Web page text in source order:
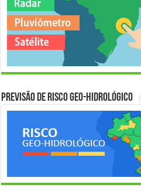
Previsão de Risco Geo-Hidrológico